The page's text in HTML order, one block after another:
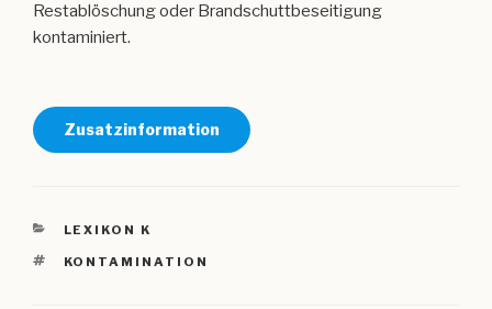
Restablöschung oder Brandschuttbeseitigung
kontaminiert.
Zusatzinformation
KATEGORIEN
LEXIKON K
SCHLAGWÖRTER
KONTAMINATION